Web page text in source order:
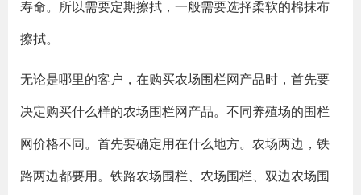
寿命。所以需要定期擦拭，一般需要选择柔软的棉抹布
擦拭。
无论是哪里的客户，在购买农场围栏网产品时，首先要
决定购买什么样的农场围栏网产品。不同养殖场的围栏
网价格不同。首先要确定用在什么地方。农场两边，铁
路两边都要用。铁路农场围栏、农场围栏、双边农场围